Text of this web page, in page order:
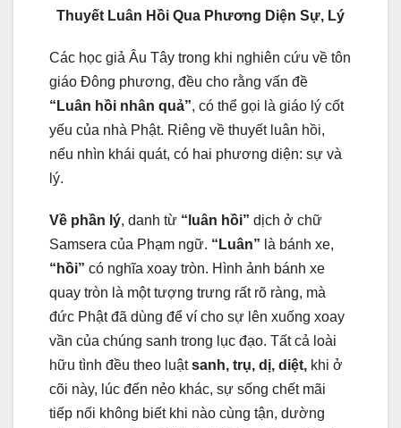
Thuyết Luân Hồi Qua Phương Diện Sự, Lý
Các học giả Âu Tây trong khi nghiên cứu về tôn
giáo Ðông phương, đều cho rằng vấn đề
“Luân hồi nhân quả”, có thể gọi là giáo lý cốt
yếu của nhà Phật. Riêng về thuyết luân hồi,
nếu nhìn khái quát, có hai phương diện: sự và
lý.
Về phần lý, danh từ “luân hồi” dịch ở chữ
Samsera của Phạm ngữ. “Luân” là bánh xe,
“hồi” có nghĩa xoay tròn. Hình ảnh bánh xe
quay tròn là một tượng trưng rất rõ ràng, mà
đức Phật đã dùng để ví cho sự lên xuống xoay
vần của chúng sanh trong lục đạo. Tất cả loài
hữu tình đều theo luậtsanh, trụ, dị, diệt, khi ở
cõi này, lúc đến nẻo khác, sự sống chết mãi
tiếp nối không biết khi nào cùng tận, dường